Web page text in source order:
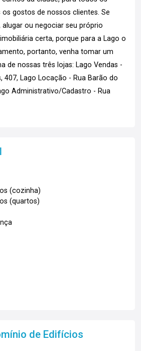
gostos de nossos clientes. Se
ou negociar seu próprio
certa, porque para a Lago o
portanto, venha tomar um
de nossas três lojas: Lago Vendas -
407, Lago Locação - Rua Barão do
Administrativo/Cadastro - Rua
(cozinha)
(quartos)
de Edifícios